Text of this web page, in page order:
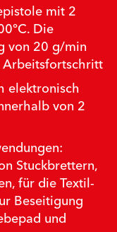
mit 2
Die
von 20 g/min
elektronisch
von 2
Stuckbrettern,
für die Textil-
Beseitigung
und